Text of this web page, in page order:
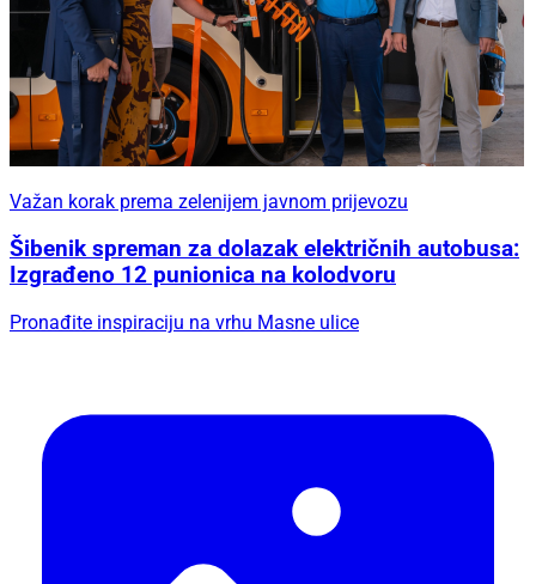
Važan korak prema zelenijem javnom prijevozu
Šibenik spreman za dolazak električnih autobusa:
Izgrađeno 12 punionica na kolodvoru
Pronađite inspiraciju na vrhu Masne ulice